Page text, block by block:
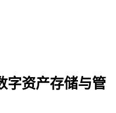
字资产存储与管